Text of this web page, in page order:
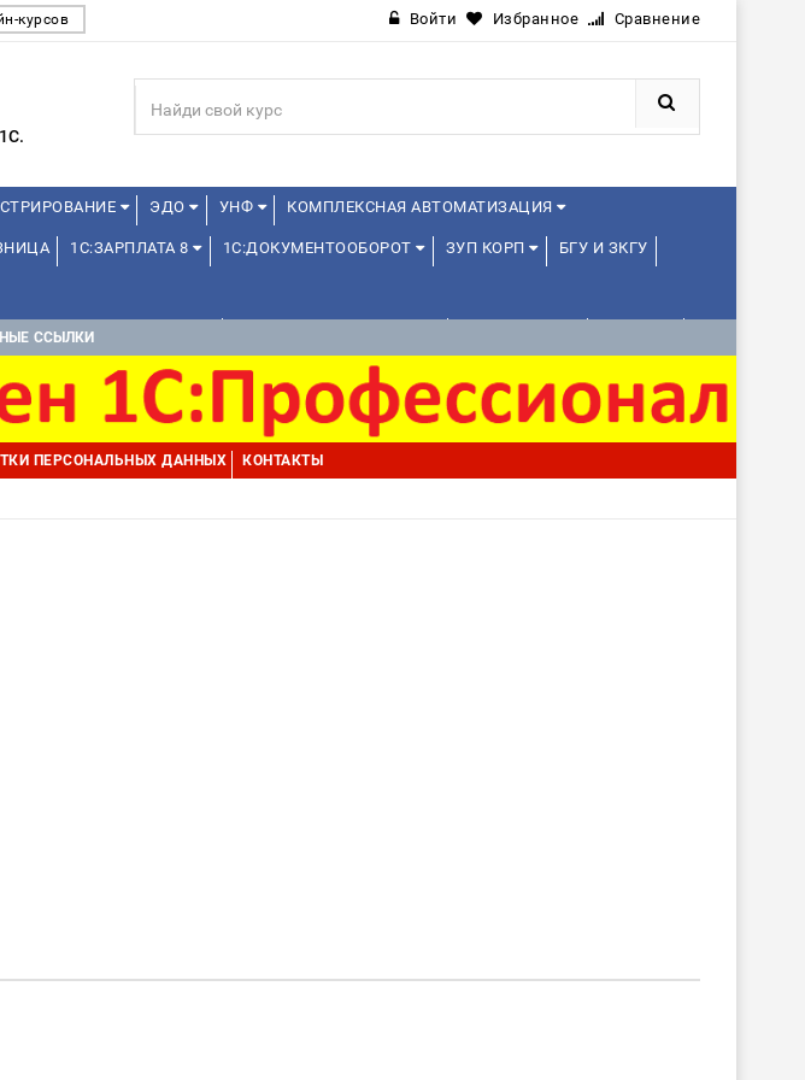
курсов Войти Избранное Сравнение
ЭДО УНФ КОМПЛЕКСНАЯ АВТОМАТИЗАЦИЯ
1С:ЗАРПЛАТА 8 1С:ДОКУМЕНТООБОРОТ ЗУП КОРП БГУ И ЗКГУ
ХОЛДИНГОМ
ССЫЛКИ
ПЕРСОНАЛЬНЫХ ДАННЫХ КОНТАКТЫ